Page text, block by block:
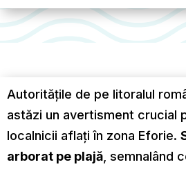
Autoritățile de pe litoralul
astăzi un avertisment crucial
localnicii aflați în zona Eforie.
arborat pe plajă , semnalând